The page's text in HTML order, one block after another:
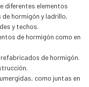
diferentes elementos
hormigón y ladrillo,
y techos.
de hormigón como en
de hormigón.
como juntas en